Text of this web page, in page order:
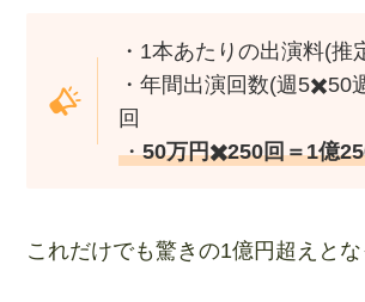
・1本あたりの出演料(推
・年間出演回数(週5✖️50
回
・50万円✖️250回＝1億
これだけでも驚きの1億円超えとな